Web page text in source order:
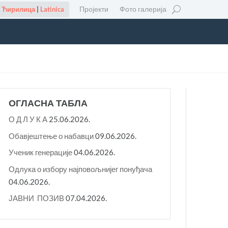
Пројекти Фото галерија
Ћирилица| Latinica
ОГЛАСНА ТАБЛА
О Д Л У К A 25.06.2026.
Обавјештење о набавци09.06.2026.
Ученик генерације04.06.2026.
Одлука о избору најповољнијег понуђача
04.06.2026.
ЈАВНИ ПОЗИВ 07.04.2026.